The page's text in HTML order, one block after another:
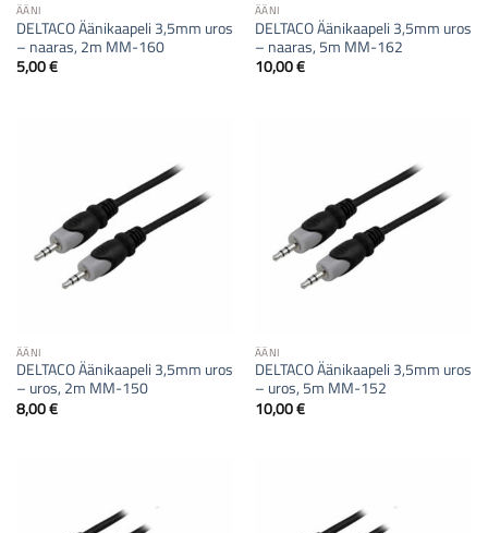
ÄÄNI
DELTACO Äänikaapeli 3,5mm uros
– naaras, 2m MM-160
5,00€
ÄÄNI
DELTACO Äänikaapeli 3,5mm uros
– naaras, 5m MM-162
10,00€
ÄÄNI
DELTACO Äänikaapeli 3,5mm uros
– uros, 2m MM-150
8,00€
ÄÄNI
DELTACO Äänikaapeli 3,5mm uros
– uros, 5m MM-152
10,00€